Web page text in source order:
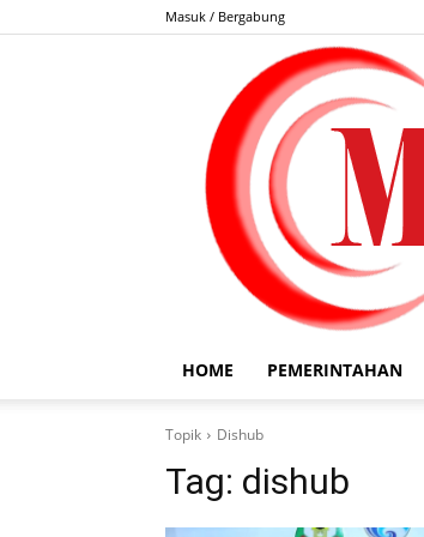
Masuk / Bergabung
HOME PEMERINTAHAN
Topik Dishub
Tag: dishub